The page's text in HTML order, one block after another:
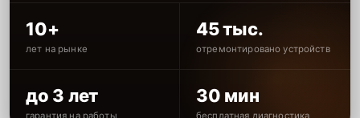
10+
лет на рынке
45 тыс.
отремонтировано устройств
до 3 лет
гарантия на работы
30 мин
бесплатная диагностика